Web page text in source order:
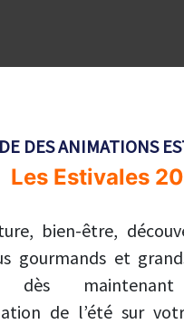
DES ANIMATIONS
Les Estivales
bien-être,
gourmands et
dès
de l’été sur